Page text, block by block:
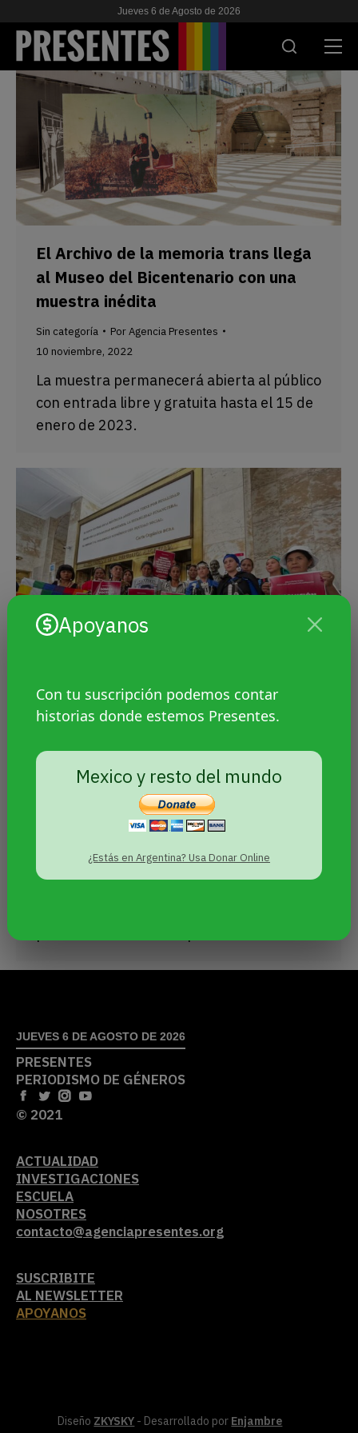
Jueves 6 de Agosto de 2026
ACTUALIDAD
INVESTIGACIONES
VIH & SIDA
ESCUELA
NOSOTRES
Apoyanos
Con tu suscripción podemos contar
historias donde estemos Presentes.
Mexico y resto del mundo
¿Estás en Argentina? Usa Donar Online
El Archivo de la memoria trans llega
al Museo del Bicentenario con una
muestra inédita
Sin categoría PorAgencia Presentes
10 noviembre, 2022
La muestra permanecerá abierta al público
con entrada libre y gratuita hasta el 15 de
enero de 2023.
ocupación pacífica del Banco
Central: «La vida no se negocia»
Agencia Presentes
Las mujeres realizaron una importante
JUEVES 6 DE AGOSTO DE 2026
PRESENTES
PERIODISMO DE GÉNEROS
© 2021
ACTUALIDAD
INVESTIGACIONES
ESCUELA
NOSOTRES
contacto@agenciapresentes.org
SUSCRIBITE
AL NEWSLETTER
APOYANOS
Diseño ZKYSKY - Desarrollado por Enjambre